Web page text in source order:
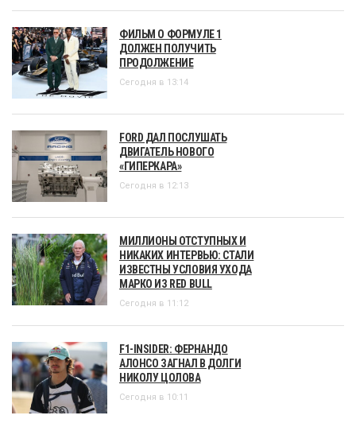
ФИЛЬМ О ФОРМУЛЕ 1
ДОЛЖЕН ПОЛУЧИТЬ
ПРОДОЛЖЕНИЕ
Сегодня в 13:14
FORD ДАЛ ПОСЛУШАТЬ
ДВИГАТЕЛЬ НОВОГО
«ГИПЕРКАРА»
Сегодня в 12:13
МИЛЛИОНЫ ОТСТУПНЫХ И
НИКАКИХ ИНТЕРВЬЮ: СТАЛИ
ИЗВЕСТНЫ УСЛОВИЯ УХОДА
МАРКО ИЗ RED BULL
Сегодня в 11:12
F1-INSIDER: ФЕРНАНДО
АЛОНСО ЗАГНАЛ В ДОЛГИ
НИКОЛУ ЦОЛОВА
Сегодня в 10:11